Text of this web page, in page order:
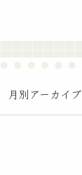
月別アーカイブ